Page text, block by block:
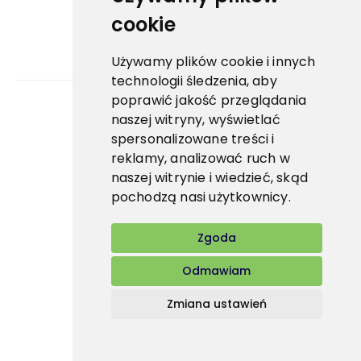
cookie
Używamy plików cookie i innych
technologii śledzenia, aby
poprawić jakość przeglądania
naszej witryny, wyświetlać
spersonalizowane treści i
reklamy, analizować ruch w
naszej witrynie i wiedzieć, skąd
pochodzą nasi użytkownicy.
Zgoda
Odmawiam
Zmiana ustawień
Bidfood Czech Republic s.r.o.